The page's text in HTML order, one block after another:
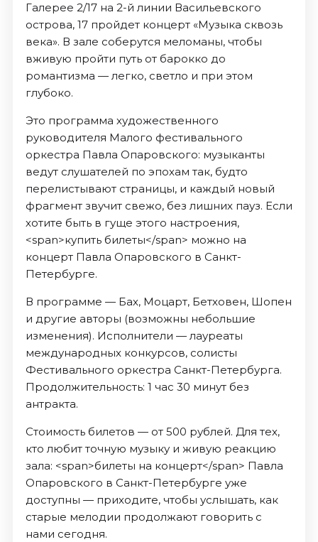
Галерее 2/17 на 2-й линии Васильевского
острова, 17 пройдет концерт «Музыка сквозь
века». В зале соберутся меломаны, чтобы
вживую пройти путь от барокко до
романтизма — легко, светло и при этом
глубоко.
Это программа художественного
руководителя Малого фестивального
оркестра Павла Опаровского: музыканты
ведут слушателей по эпохам так, будто
перелистывают страницы, и каждый новый
фрагмент звучит свежо, без лишних пауз. Если
хотите быть в гуще этого настроения,
<span>купить билеты</span> можно на
концерт Павла Опаровского в Санкт-
Петербурге.
В программе — Бах, Моцарт, Бетховен, Шопен
и другие авторы (возможны небольшие
изменения). Исполнители — лауреаты
международных конкурсов, солисты
Фестивального оркестра Санкт-Петербурга.
Продолжительность: 1 час 30 минут без
антракта.
Стоимость билетов — от 500 рублей. Для тех,
кто любит точную музыку и живую реакцию
зала: <span>билеты на концерт</span> Павла
Опаровского в Санкт-Петербурге уже
доступны — приходите, чтобы услышать, как
старые мелодии продолжают говорить с
нами сегодня.